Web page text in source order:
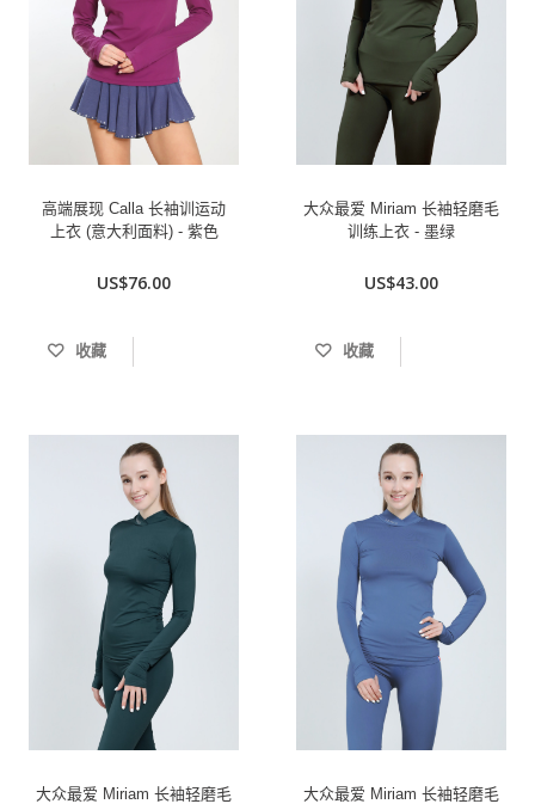
高端展现 Calla 长袖训运动
上衣 (意大利面料) - 紫色
US$76.00
收藏
大众最爱 Miriam 长袖轻磨毛
训练上衣 - 墨绿
US$43.00
收藏
大众最爱 Miriam 长袖轻磨毛
大众最爱 Miriam 长袖轻磨毛